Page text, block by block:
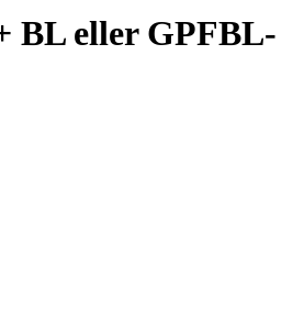
BL eller GPFBL-